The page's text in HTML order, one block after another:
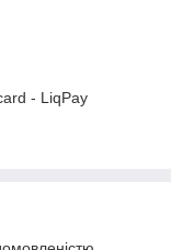
- LiqPay